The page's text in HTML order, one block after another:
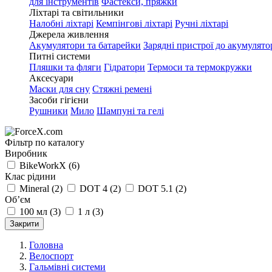
Ліхтарі та світильники
Налобні ліхтарі Кемпінгові ліхтарі Ручні ліхтарі
Джерела живлення
Акумулятори та батарейки Зарядні пристрої до
Питні системи
Пляшки та фляги Гідратори Термоси та термокружки
Аксесуари
Маски для сну Стяжні ремені
Засоби гігієни
Рушники Мило Шампуні та гелі
Фільтр по каталогу
Виробник
BikeWorkX (6)
Клас рідини
Mineral (2) DOT 4 (2) DOT 5.1 (2)
Об’єм
100 мл (3) 1 л (3)
Закрити
Головна
Велоспорт
Гальмівні системи